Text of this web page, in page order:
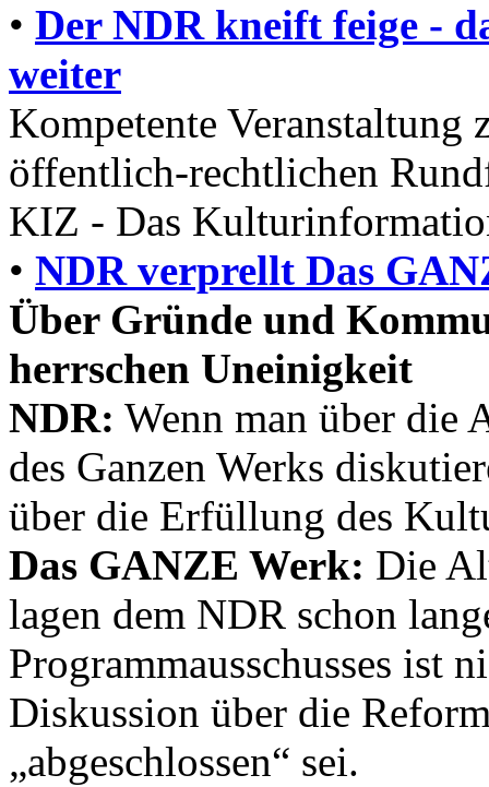
• Der NDR kneift feige -
weiter
Kompetente Veranstaltung
öffentlich-rechtlichen
KIZ - Das
• NDR verprellt Das
Über Gründe und
herrschen Uneinigkeit
NDR: Wenn man über die
des Ganzen Werks
über die Erfüllung des
Das GANZE Werk: Die
lagen dem NDR schon
Programmausschusses ist
Diskussion über die
„abgeschlossen“ sei.